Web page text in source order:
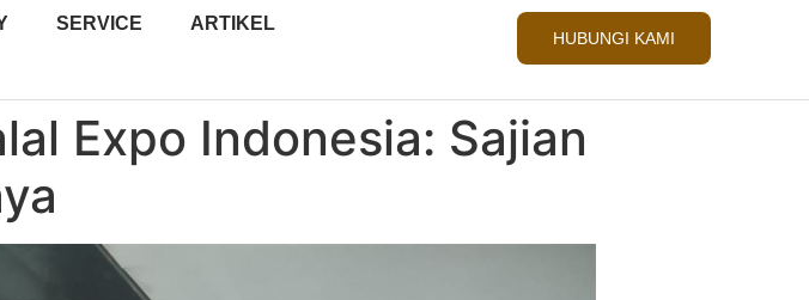
SERVICE ARTIKEL
HUBUNGI KAMI
Expo Indonesia: Sajian